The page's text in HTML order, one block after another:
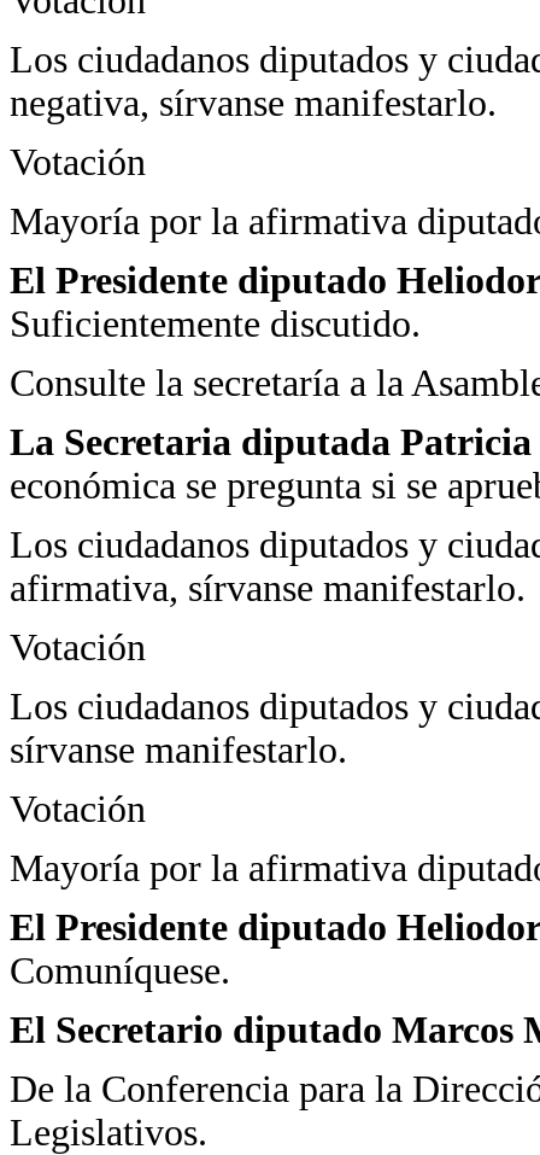
Los ciudadanos diputados y
negativa, sírvanse manifestarlo.
Votación
Mayoría por la afirmativa
El Presidente diputado
Suficientemente discutido.
Consulte la secretaría a la
La Secretaria diputada
económica se pregunta si se
Los ciudadanos diputados y
afirmativa, sírvanse manifestarlo.
Votación
Los ciudadanos diputados y
sírvanse manifestarlo.
Votación
Mayoría por la afirmativa
El Presidente diputado
Comuníquese.
El Secretario diputado Marcos
De la Conferencia para la
Legislativos.